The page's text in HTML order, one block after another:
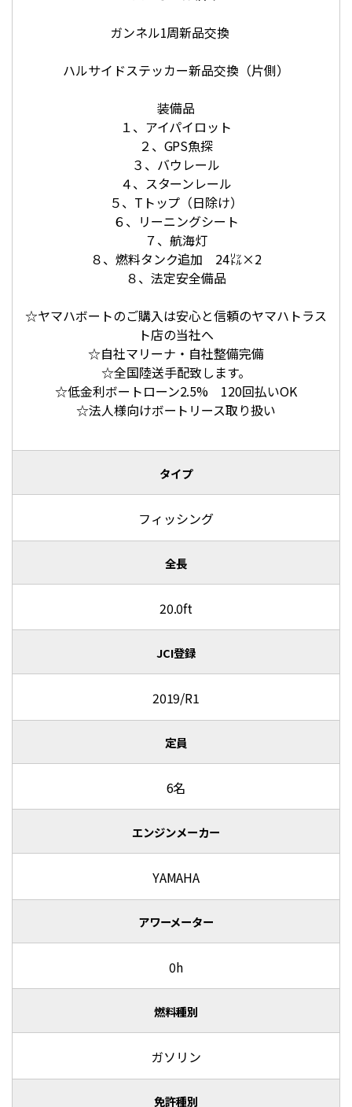
ガンネル1周新品交換
ハルサイドステッカー新品交換（片側）
装備品
１、アイパイロット
２、GPS魚探
３、バウレール
４、スターンレール
５、Tトップ（日除け）
６、リーニングシート
７、航海灯
８、燃料タンク追加 24㍑×2
８、法定安全備品
☆ヤマハボートのご購入は安心と信頼のヤマハトラス
ト店の当社へ
☆自社マリーナ・自社整備完備
☆全国陸送手配致します。
☆低金利ボートローン2.5% 120回払いOK
☆法人様向けボートリース取り扱い
タイプ
フィッシング
全長
20.0ft
JCI登録
2019/R1
定員
6名
エンジンメーカー
YAMAHA
アワーメーター
0h
燃料種別
ガソリン
免許種別